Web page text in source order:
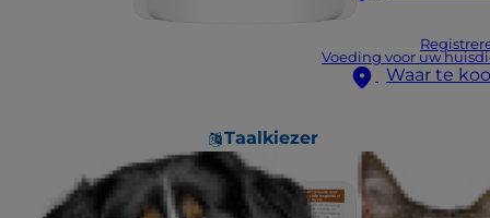
Voeding voor uw
Waar te
Taalkiezer